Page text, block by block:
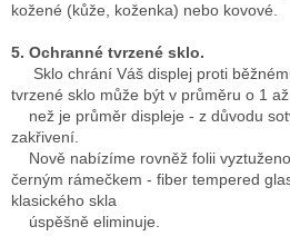
kožené (kůže, koženka) nebo kovové.
5. Ochranné tvrzené sklo.
Sklo chrání Váš displej proti
tvrzené sklo může být v průměru o 1
než je průměr displeje - z důvodu
zakřivení.
Nově nabízíme rovněž folii
černým rámečkem - fiber tempered
klasického skla
úspěšně eliminuje.